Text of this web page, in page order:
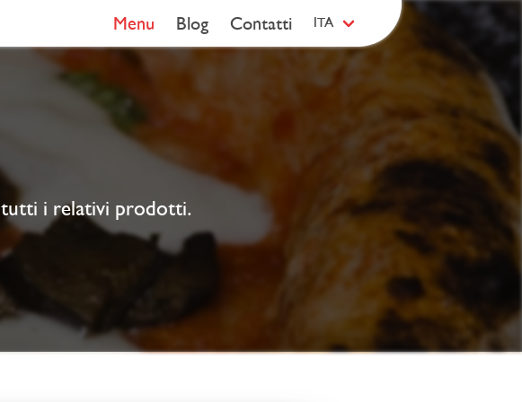
Menu Blog Contatti ITA
tutti i relativi prodotti.